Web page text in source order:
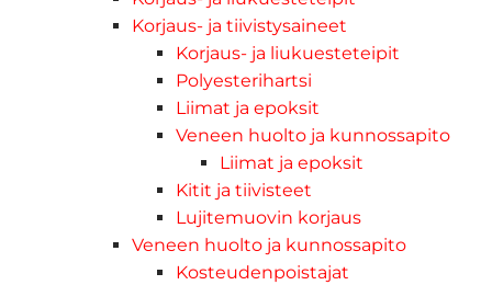
Korjaus- ja tiivistysaineet
Korjaus- ja liukuesteteipit
Polyesterihartsi
Liimat ja epoksit
Veneen huolto ja kunnossapito
Liimat ja epoksit
Kitit ja tiivisteet
Lujitemuovin korjaus
Veneen huolto ja kunnossapito
Kosteudenpoistajat